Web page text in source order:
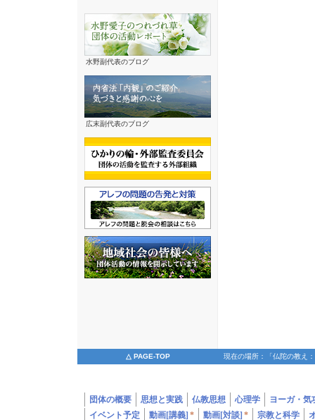
水野副代表のブログ
広末副代表のブログ
△ PAGE-TOP 現在の場所：「仏陀の教え
団体の概要 思想と実践 仏教思想 心理学
ヨーガ・気
イベント予定
動画[講義] * 動画[対談] * 宗教と科学